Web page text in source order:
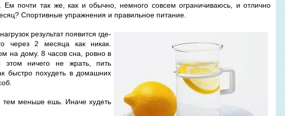
Ем почти так же, как и обычно, немного совсем ограничиваюсь, и отлично
Спортивные упражнения и правильное питание.
результат появится где-
через 2 месяца как никак.
на дому. 8 часов сна, ровно в
этом ничего не жрать, пить
быстро похудеть в домашних
меньше ешь. Иначе худеть